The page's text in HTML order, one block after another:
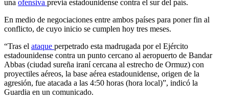
una ofensiva previa estadounidense contra el sur del país.
En medio de negociaciones entre ambos países para poner fin al
conflicto, de cuyo inicio se cumplen hoy tres meses.
“Tras el ataque perpetrado esta madrugada por el Ejército
estadounidense contra un punto cercano al aeropuerto de Bandar
Abbas (ciudad sureña iraní cercana al estrecho de Ormuz) con
proyectiles aéreos, la base aérea estadounidense, origen de la
agresión, fue atacada a las 4:50 horas (hora local)”, indicó la
Guardia en un comunicado.